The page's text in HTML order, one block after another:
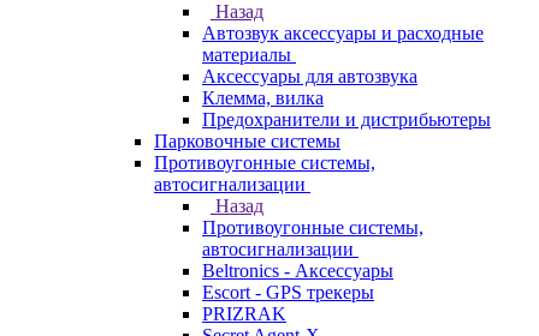
Назад
Автозвук аксессуары и расходные
материалы
Аксессуары для автозвука
Клемма, вилка
Предохранители и дистрибьютеры
Парковочные системы
Противоугонные системы,
автосигнализации
Назад
Противоугонные системы,
автосигнализации
Beltronics - Аксессуары
Escort - GPS трекеры
PRIZRAK